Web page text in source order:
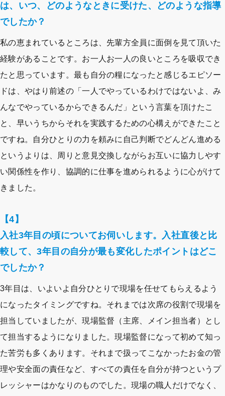
は、いつ、どのようなときに受けた、どのような指導
でしたか？
私の恵まれているところは、先輩方全員に面倒を見て頂いた
経験があることです。お一人お一人の良いところを吸収でき
たと思っています。最も自分の糧になったと感じるエピソー
ドは、やはり前述の「一人でやっているわけではないよ、み
んなでやっているからできるんだ」という言葉を頂けたこ
と、早いうちからそれを実践するための心構えができたこと
ですね。自分ひとりの力を頼みに自己判断でどんどん進める
というよりは、周りと意見交換しながらお互いに協力しやす
い関係性を作り、協調的に仕事を進められるように心がけて
きました。
【4】
入社3年目の頃についてお伺いします。入社直後と比
較して、3年目の自分が最も変化したポイントはどこ
でしたか？
3年目は、いよいよ自分ひとりで現場を任せてもらえるよう
になったタイミングですね。それまでは次席の役割で現場を
担当していましたが、現場監督（主席、メイン担当者）とし
て担当するようになりました。現場監督になって初めて知っ
た苦労も多くあります。それまで扱ってこなかったお金の管
理や安全面の責任など、すべての責任を自分が持つというプ
レッシャーはかなりのものでした。現場の職人だけでなく、